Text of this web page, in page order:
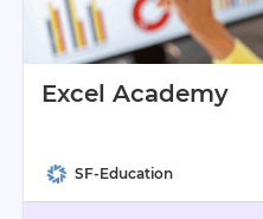
Excel Academy
SF-Education